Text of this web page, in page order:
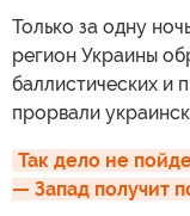
Только за одну
регион Украины
баллистических и
прорвали
Так дело не
— Запад получит